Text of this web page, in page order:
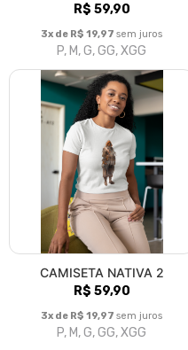
R$ 59,90
3x de R$ 19,97 sem juros
P, M, G, GG, XGG
CAMISETA NATIVA 2
R$ 59,90
3x de R$ 19,97 sem juros
P, M, G, GG, XGG